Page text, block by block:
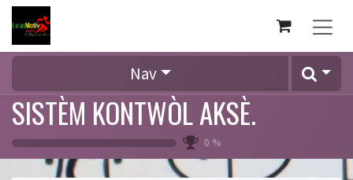
Se rendre au contenu
Nav
SISTÈM KONTWÒL AKSÈ.
0 %